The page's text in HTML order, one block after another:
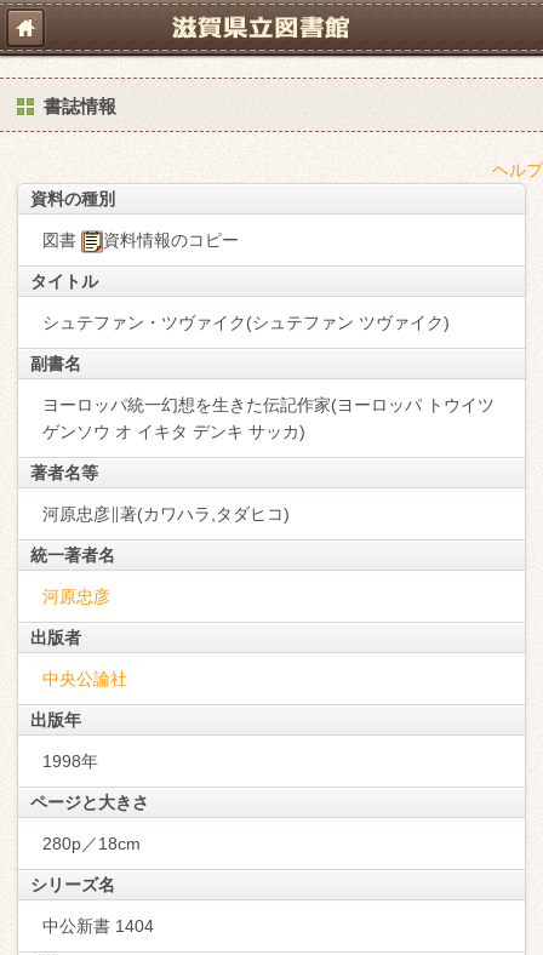
書誌情報
ヘルプ
資料の種別
図書 資料情報のコピー
タイトル
シュテファン・ツヴァイク(シュテファン ツヴァイク)
副書名
ヨーロッパ統一幻想を生きた伝記作家(ヨーロッパ トウイツ
ゲンソウ オ イキタ デンキ サッカ)
著者名等
河原忠彦∥著(カワハラ,タダヒコ)
統一著者名
河原忠彦
出版者
中央公論社
出版年
1998年
ページと大きさ
280p／18cm
シリーズ名
中公新書 1404